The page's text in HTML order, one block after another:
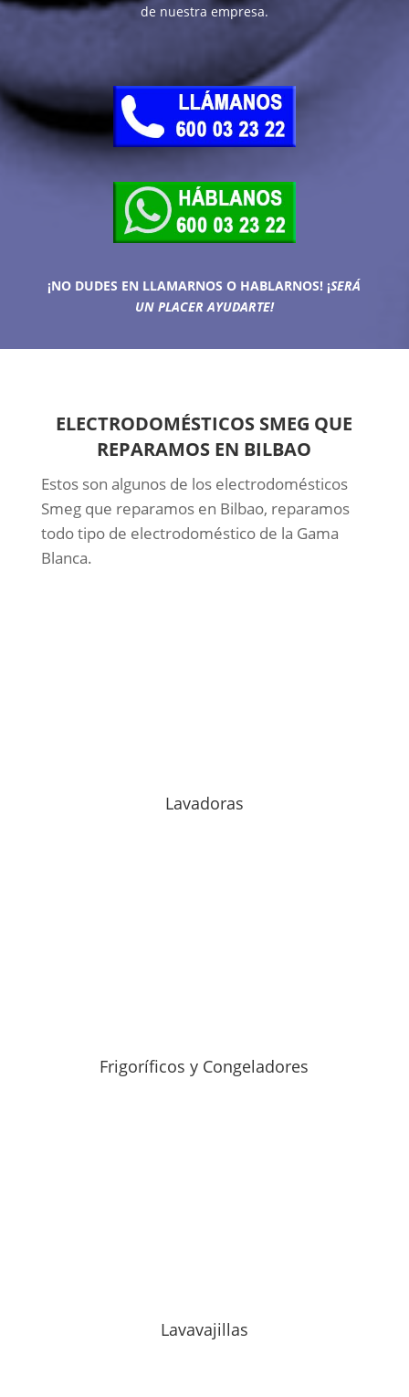
de nuestra empresa.
¡NO DUDES EN LLAMARNOS O HABLARNOS! ¡SERÁ
UN PLACER AYUDARTE!
ELECTRODOMÉSTICOS SMEG QUE
REPARAMOS EN BILBAO
Estos son algunos de los electrodomésticos
Smeg que reparamos en Bilbao, reparamos
todo tipo de electrodoméstico de la Gama
Blanca.
Lavadoras
Frigoríficos y Congeladores
Lavavajillas